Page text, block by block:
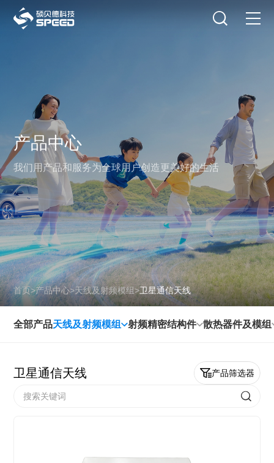
解决方案
创新与技术
智能制造
可持续发展
关于我们
投资者关系
选择语言 在线咨询
产品中心
我们用产品和服务为全球用户创造更美好的生活
首页>产品中心>天线及射频模组>卫星通信天线
全部产品天线及射频模组 射频精密结构件 散热器件及模组
卫星通信天线 产品筛选器